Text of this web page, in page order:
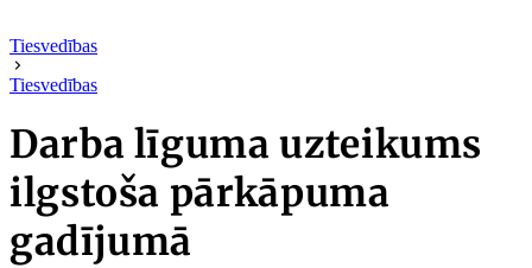
Tiesvedības
Tiesvedības
Darba līguma uzteikums
ilgstoša pārkāpuma
gadījumā